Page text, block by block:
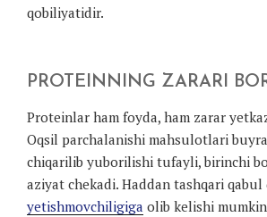
qobiliyatidir.
PROTEINNING ZARARI
Proteinlar ham foyda, ham zarar
Oqsil parchalanishi mahsulotlari
chiqarilib yuborilishi tufayli, birinchi
aziyat chekadi. Haddan tashqari
yetishmovchiligiga olib kelishi